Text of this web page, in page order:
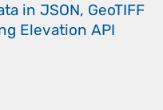
in JSON, GeoTIFF
Elevation API